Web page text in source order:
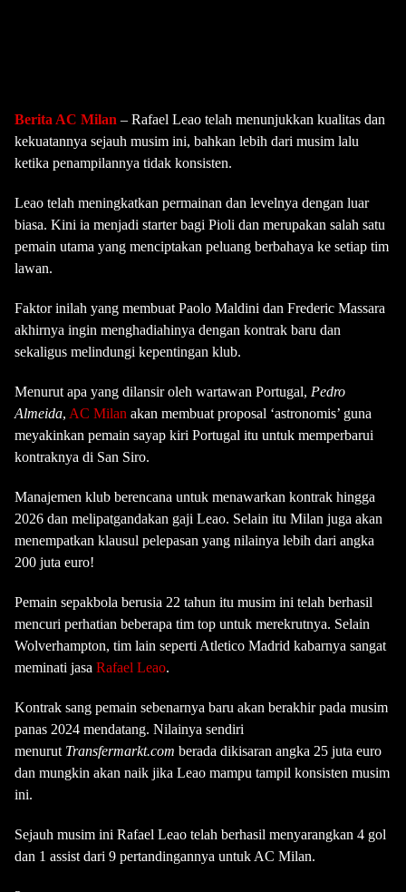
Berita AC Milan – Rafael Leao telah menunjukkan kualitas dan
kekuatannya sejauh musim ini, bahkan lebih dari musim lalu
ketika penampilannya tidak konsisten.
Leao telah meningkatkan permainan dan levelnya dengan luar
biasa. Kini ia menjadi starter bagi Pioli dan merupakan salah satu
pemain utama yang menciptakan peluang berbahaya ke setiap tim
lawan.
Faktor inilah yang membuat Paolo Maldini dan Frederic Massara
akhirnya ingin menghadiahinya dengan kontrak baru dan
sekaligus melindungi kepentingan klub.
Menurut apa yang dilansir oleh wartawan Portugal, Pedro
Almeida, AC Milan akan membuat proposal ‘astronomis’ guna
meyakinkan pemain sayap kiri Portugal itu untuk memperbarui
kontraknya di San Siro.
Manajemen klub berencana untuk menawarkan kontrak hingga
2026 dan melipatgandakan gaji Leao. Selain itu Milan juga akan
menempatkan klausul pelepasan yang nilainya lebih dari angka
200 juta euro!
Pemain sepakbola berusia 22 tahun itu musim ini telah berhasil
mencuri perhatian beberapa tim top untuk merekrutnya. Selain
Wolverhampton, tim lain seperti Atletico Madrid kabarnya sangat
meminati jasa Rafael Leao.
Kontrak sang pemain sebenarnya baru akan berakhir pada musim
panas 2024 mendatang. Nilainya sendiri
menurut Transfermarkt.com berada dikisaran angka 25 juta euro
dan mungkin akan naik jika Leao mampu tampil konsisten musim
ini.
Sejauh musim ini Rafael Leao telah berhasil menyarangkan 4 gol
dan 1 assist dari 9 pertandingannya untuk AC Milan.